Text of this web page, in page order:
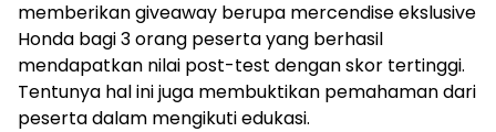
memberikan giveaway berupa mercendise ekslusive
Honda bagi 3 orang peserta yang berhasil
mendapatkan nilai post-test dengan skor tertinggi.
Tentunya hal ini juga membuktikan pemahaman dari
peserta dalam mengikuti edukasi.